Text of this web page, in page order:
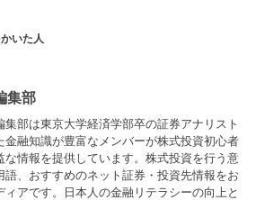
いた人
集部
集部は東京大学経済学部卒の証券アナリスト
金融知識が豊富なメンバーが株式投資初心者
な情報を提供しています。株式投資を行う意
語、おすすめのネット証券・投資先情報をお
ィアです。日本人の金融リテラシーの向上と